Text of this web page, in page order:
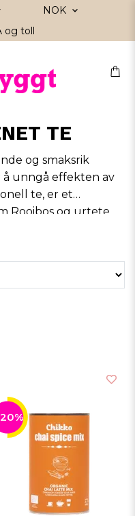
NOK
og toll
TE
og smaksrik
å unngå effekten av
te, er et
Rooibos og urtete,
en varmende kopp
og varianter
valg for
kopp selv sent på
appellerer til både
etter et avslappende